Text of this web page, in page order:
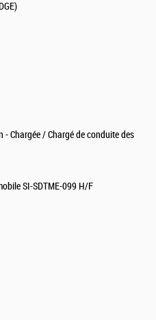
Chargée / Chargé de conduite des
SI-SDTME-099 H/F